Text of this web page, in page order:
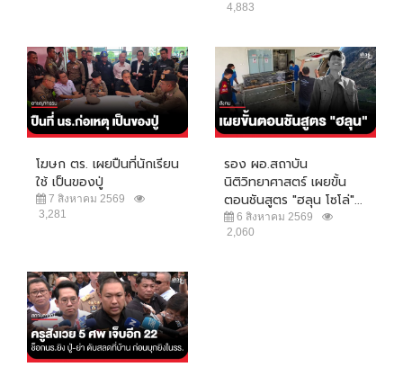
4,883
โฆษก ตร. เผยปืนที่นักเรียน
ใช้ เป็นของปู่
7 สิงหาคม 2569
3,281
รอง ผอ.สถาบัน
นิติวิทยาศาสตร์ เผยขั้น
ตอนชันสูตร "ฮลุน โซโล่"...
6 สิงหาคม 2569
2,060